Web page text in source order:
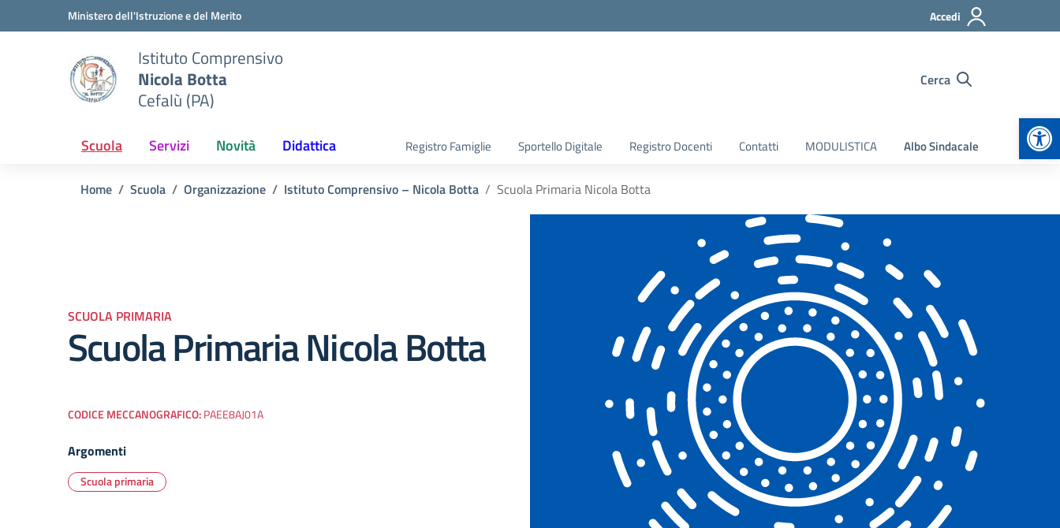
Vai ai contenuti
Vai al menu di navigazioneMinistero dell'Istruzione e del Merito Accedi
Istituto Comprensivo
Nicola Botta
Cefalù (PA)
Cerca
Scuola Servizi Novità Didattica Registro Famiglie Sportello Digitale Registro Docenti Contatti MODULISTICA Albo Sindacale
Home Scuola Organizzazione Istituto Comprensivo – Nicola Botta Scuola Primaria Nicola Botta
SCUOLA PRIMARIA
Scuola Primaria Nicola Botta
CODICE MECCANOGRAFICO:PAEE8AJ01A
Argomenti
Scuola primaria